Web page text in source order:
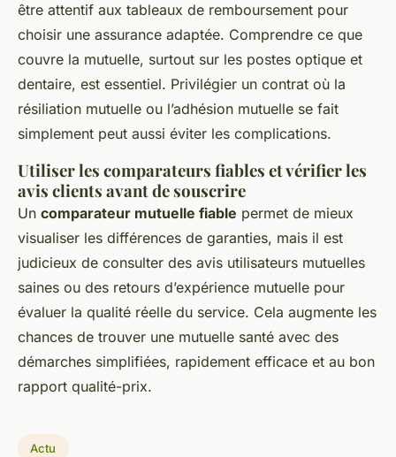
être attentif aux tableaux de remboursement pour
choisir une assurance adaptée. Comprendre ce que
couvre la mutuelle, surtout sur les postes optique et
dentaire, est essentiel. Privilégier un contrat où la
résiliation mutuelle ou l’adhésion mutuelle se fait
simplement peut aussi éviter les complications.
Utiliser les comparateurs fiables et vérifier les
avis clients avant de souscrire
Un comparateur mutuelle fiable permet de mieux
visualiser les différences de garanties, mais il est
judicieux de consulter des avis utilisateurs mutuelles
saines ou des retours d’expérience mutuelle pour
évaluer la qualité réelle du service. Cela augmente les
chances de trouver une mutuelle santé avec des
démarches simplifiées, rapidement efficace et au bon
rapport qualité-prix.
Actu